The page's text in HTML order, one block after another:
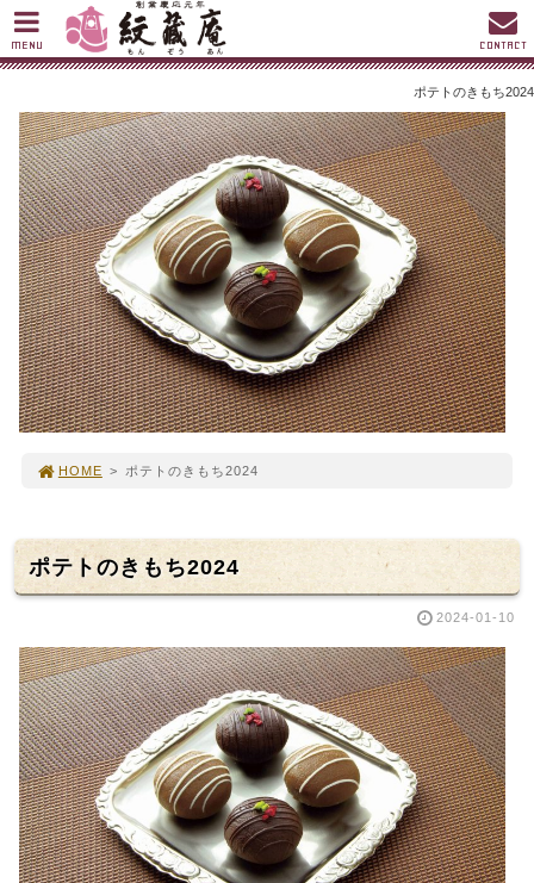
ポテトのきもち2024
HOME > ポテトのきもち2024
ポテトのきもち2024
2024-01-10
MENU CONTACT